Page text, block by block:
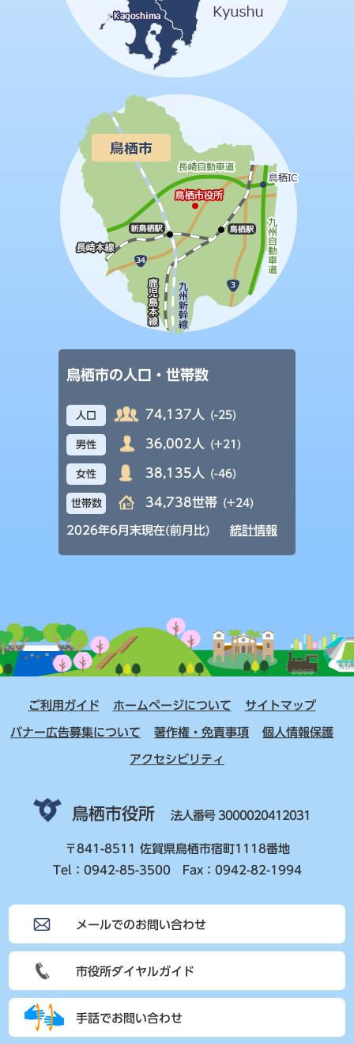
鳥栖市の人口・世帯数
人口 74,137人 (-25)
男性 36,002人 (+21)
女性 38,135人 (-46)
世帯数 34,738世帯 (+24)
2026年6月末現在(前月比) 統計情報
ご利用ガイド ホームページについて サイトマップ
バナー広告募集について 著作権・免責事項 個人情報保護
アクセシビリティ
鳥栖市役所 法人番号 3000020412031
〒841-8511 佐賀県鳥栖市宿町1118番地
Tel：0942-85-3500 Fax：0942-82-1994
メールでのお問い合わせ
市役所ダイヤルガイド
手話でお問い合わせ